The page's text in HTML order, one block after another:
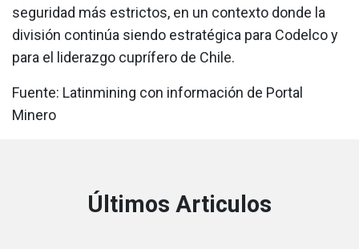
seguridad más estrictos, en un contexto donde la
división continúa siendo estratégica para Codelco y
para el liderazgo cuprífero de Chile.
Fuente: Latinmining con información de Portal
Minero
Últimos Articulos